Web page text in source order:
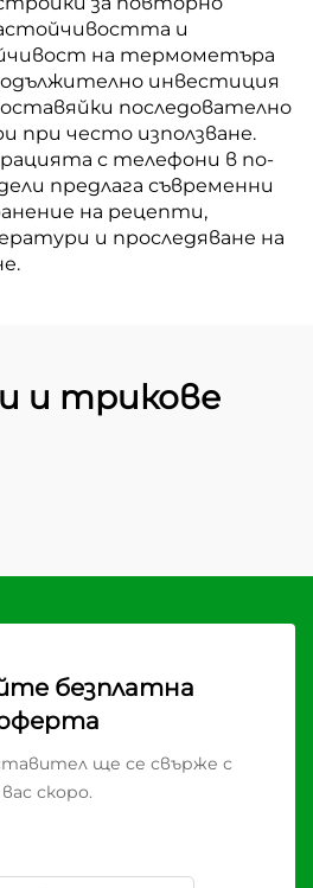
и
на термометъра
инвестиция
последователно
при често използване.
с телефони в по-
предлага съвременни
на рецепти,
и проследяване на
и трикове
безплатна
ще се свърже с
вас скоро.